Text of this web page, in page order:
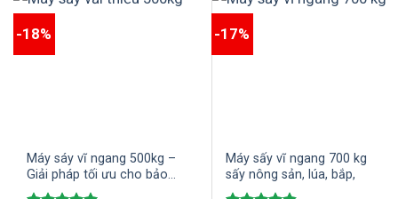
-18%
Máy sáy vĩ ngang 500kg –
Giải pháp tối ưu cho bảo
quản nông sản
-17%
Máy sấy vĩ ngang 700 kg
sấy nông sản, lúa, bắp,